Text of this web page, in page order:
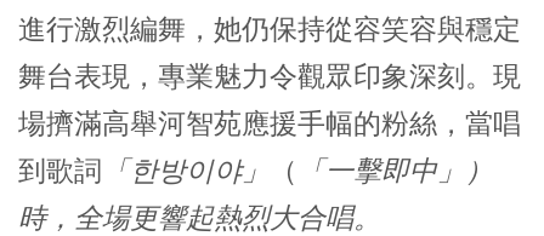
進行激烈編舞，她仍保持從容笑容與穩定
舞台表現，專業魅力令觀眾印象深刻。現
場擠滿高舉河智苑應援手幅的粉絲，當唱
到歌詞
「한방이야」 （ 「 一擊即中」
）
時，全場更響起熱烈大合唱。